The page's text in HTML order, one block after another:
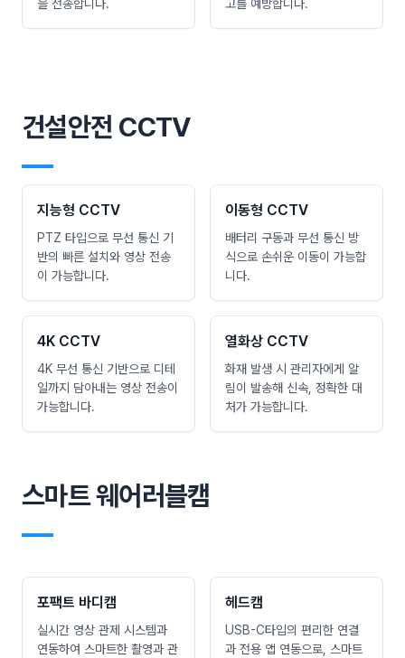
을 전송합니다. 고를 예방합니다.
건설안전 CCTV
―
지능형 CCTV
PTZ 타입으로 무선 통신 기
반의 빠른 설치와 영상 전송
이 가능합니다.
이동형 CCTV
배터리 구동과 무선 통신 방
식으로 손쉬운 이동이 가능합
니다.
4K CCTV
4K 무선 통신 기반으로 디테
일까지 담아내는 영상 전송이
가능합니다.
열화상 CCTV
화재 발생 시 관리자에게 알
림이 발송해 신속, 정확한 대
처가 가능합니다.
스마트 웨어러블캠
―
포팩트 바디캠
실시간 영상 관제 시스템과
연동하여 스마트한 촬영과 관
헤드캠
USB-C타입의 편리한 연결
과 전용 앱 연동으로, 스마트